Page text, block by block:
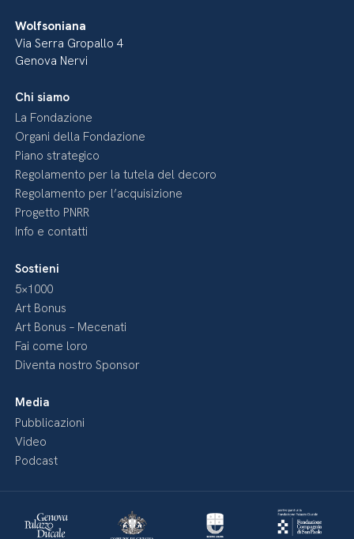
Wolfsoniana
Via Serra Gropallo 4
Genova Nervi
Chi siamo
La Fondazione
Organi della Fondazione
Piano strategico
Regolamento per la tutela del decoro
Regolamento per l’acquisizione
Progetto PNRR
Info e contatti
Sostieni
5×1000
Art Bonus
Art Bonus – Mecenati
Fai come loro
Diventa nostro Sponsor
Media
Pubblicazioni
Video
Podcast